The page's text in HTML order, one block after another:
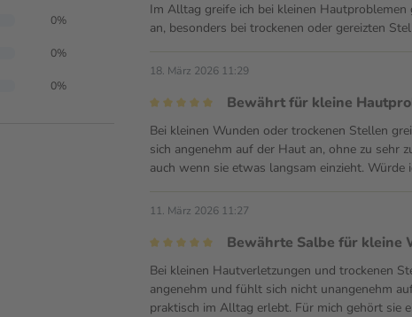
0%
0%
0%
Im Alltag greife ich bei kleinen
an, besonders bei trockenen oder gereizten
18. März 2026 11:29
Bewährt für kleine
Bei kleinen Wunden oder trockenen Stellen
sich angenehm auf der Haut an, ohne zu sehr
auch wenn sie etwas langsam einzieht. Würde
11. März 2026 11:27
Bewährte Salbe für kleine
Bei kleinen Hautverletzungen und trockenen
angenehm und fühlt sich nicht unangenehm
praktisch im Alltag erlebt. Für mich gehört sie